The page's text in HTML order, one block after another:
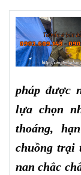
pháp được
lựa chọn
thoáng,
chuồng trại
nan chắc